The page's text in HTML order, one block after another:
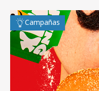
Campañas